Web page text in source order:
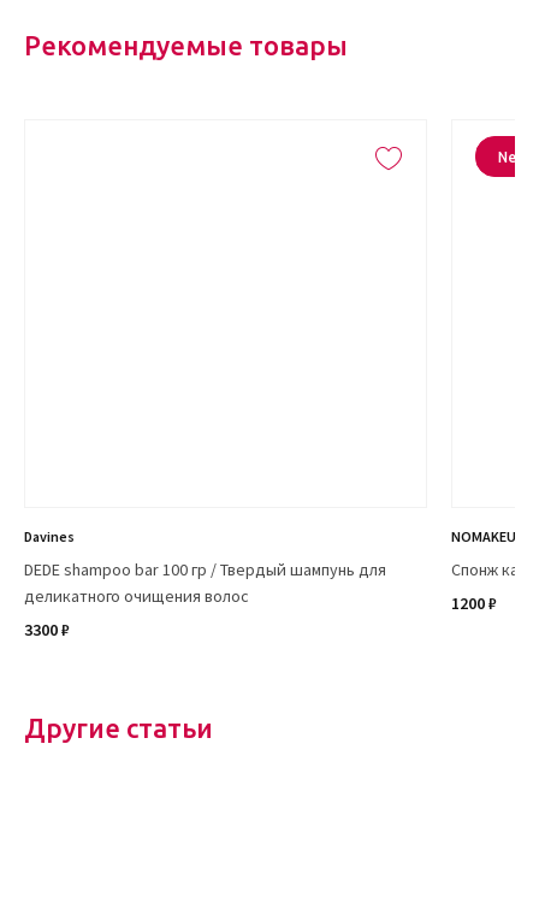
Рекомендуемые товары
Davines
DEDE shampoo bar 100 гр / Твердый шампунь для
деликатного очищения волос
3300 ₽
NOMAKEUP
Спонж
1200 ₽
New
Другие статьи